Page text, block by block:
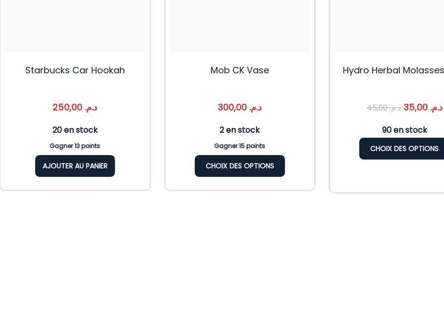
Starbucks Car Hookah
د.م.
20 en stock
Gagner 13 points
AJOUTER AU PANIER
Mob CK Vase
د.م.
2 en stock
Gagner 15 points
CHOIX DES OPTIONS
Hydro Herbal
د.م.45,00 د.م. 35,00
90 en stock
CHOIX DES OPTIONS